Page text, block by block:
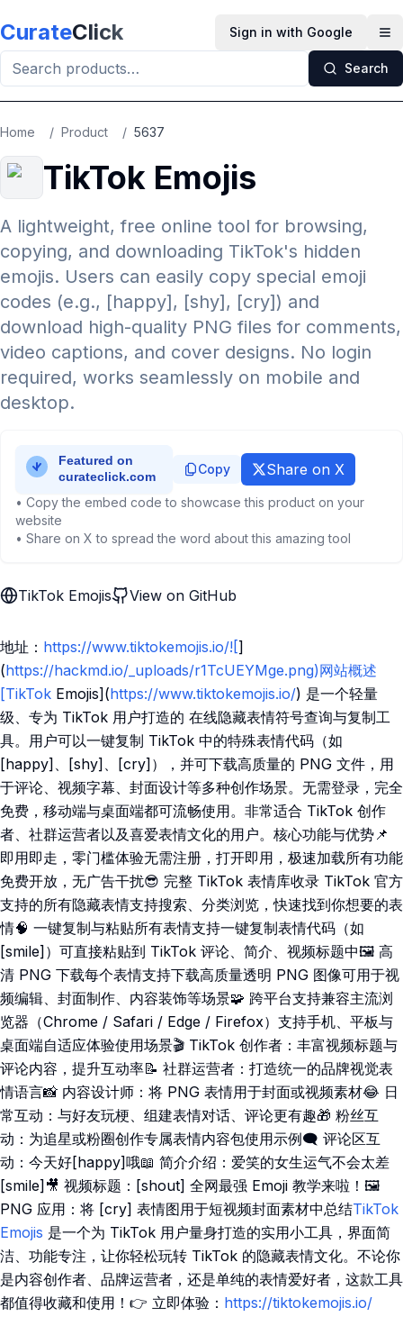
CurateClick Sign in with Google
Search
Home / Product / 5637
TikTok Emojis
A lightweight, free online tool for browsing,
copying, and downloading TikTok's hidden
emojis. Users can easily copy special emoji
codes (e.g., [happy], [shy], [cry]) and
download high-quality PNG files for comments,
video captions, and cover designs. No login
required, works seamlessly on mobile and
desktop.
Copy Share on X
• Copy the embed code to showcase this product on your
website
• Share on X to spread the word about this amazing tool
TikTok Emojis View on GitHub
地址： https://www.tiktokemojis.io/![]
(https://hackmd.io/_uploads/r1TcUEYMge.png)网站概述
[TikTok Emojis](https://www.tiktokemojis.io/) 是一个轻量
级、专为 TikTok 用户打造的 在线隐藏表情符号查询与复制工
具。用户可以一键复制 TikTok 中的特殊表情代码（如
[happy]、[shy]、[cry]），并可下载高质量的 PNG 文件，用
于评论、视频字幕、封面设计等多种创作场景。无需登录，完全
免费，移动端与桌面端都可流畅使用。非常适合 TikTok 创作
者、社群运营者以及喜爱表情文化的用户。核心功能与优势📌
即用即走，零门槛体验无需注册，打开即用，极速加载所有功能
免费开放，无广告干扰😎 完整 TikTok 表情库收录 TikTok 官方
支持的所有隐藏表情支持搜索、分类浏览，快速找到你想要的表
情🧠 一键复制与粘贴所有表情支持一键复制表情代码（如
[smile]）可直接粘贴到 TikTok 评论、简介、视频标题中🖼️ 高
清 PNG 下载每个表情支持下载高质量透明 PNG 图像可用于视
频编辑、封面制作、内容装饰等场景🧩 跨平台支持兼容主流浏
览器（Chrome / Safari / Edge / Firefox）支持手机、平板与
桌面端自适应体验使用场景🎬 TikTok 创作者：丰富视频标题与
评论内容，提升互动率📝 社群运营者：打造统一的品牌视觉表
情语言📸 内容设计师：将 PNG 表情用于封面或视频素材😂 日
常互动：与好友玩梗、组建表情对话、评论更有趣🎁 粉丝互
动：为追星或粉圈创作专属表情内容包使用示例🗨️ 评论区互
动：今天好[happy]哦📖 简介介绍：爱笑的女生运气不会太差
[smile]🎥 视频标题：[shout] 全网最强 Emoji 教学来啦！🖼️
PNG 应用：将 [cry] 表情图用于短视频封面素材中总结TikTok
Emojis 是一个为 TikTok 用户量身打造的实用小工具，界面简
洁、功能专注，让你轻松玩转 TikTok 的隐藏表情文化。不论你
是内容创作者、品牌运营者，还是单纯的表情爱好者，这款工具
都值得收藏和使用！👉 立即体验： https://tiktokemojis.io/